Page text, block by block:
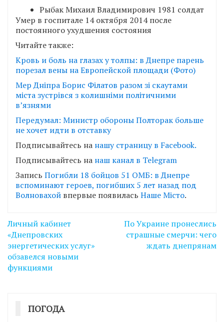
Рыбак Михаил Владимирович 1981 солдат
Умер в госпитале 14 октября 2014 после
постоянного ухудшения состояния
Читайте также:
Кровь и боль на глазах у толпы: в Днепре парень
порезал вены на Европейской площади (Фото)
Мер Дніпра Борис Філатов разом зі скаутами
міста зустрівся з колишніми політичними
в’язнями
Передумал: Министр обороны Полторак больше
не хочет идти в отставку
Подписывайтесь на нашу страницу в Facebook.
Подписывайтесь на наш канал в Telegram
Запись Погибли 18 бойцов 51 ОМБ: в Днепре
вспоминают героев, погибших 5 лет назад под
Волновахой впервые появилась Наше Місто.
Навігація
записів
Личный кабинет
«Днепровских
энергетических услуг»
обзавелся новыми
функциями
По Украине пронеслись
страшные смерчи: чего
ждать днепрянам
ПОГОДА